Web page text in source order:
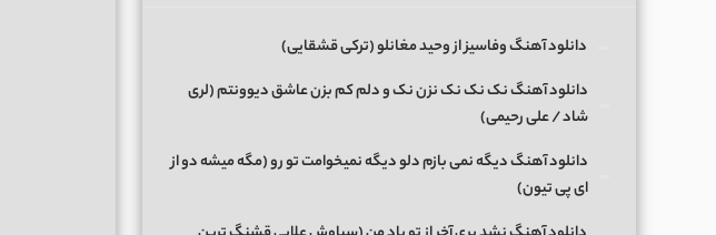
دانلود آهنگ وفاسیز از وحید مغانلو (ترکی قشقایی)
دانلود آهنگ نک نک نک نزن نک و دلم کم بزن عاشق دیوونتم (لری
شاد / علی رحیمی)
دانلود آهنگ دیگه نمی بازم دلو دیگه نمیخوامت تو رو (مگه میشه دو از
ای پی تیون)